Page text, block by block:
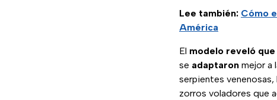
Lee también: Cómo
América
El modelo reveló
se adaptaron mejor a
serpientes
zorros voladores que